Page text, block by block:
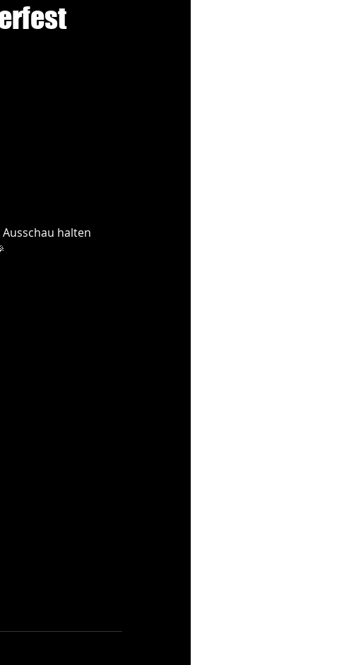
Ausschau halten